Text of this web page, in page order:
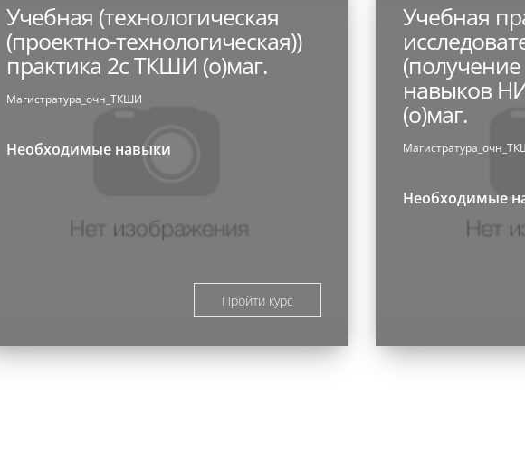
Учебная (технологическая
(проектно-технологическая))
практика 2с ТКШИ (о)маг.
Магистратура_очн_ТКШИ
Необходимые навыки
Пройти курс
Учебная
навыков
(о)маг.
Необходимые